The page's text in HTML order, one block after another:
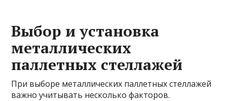
Выбор и установка
металлических
паллетных стеллажей
При выборе металлических паллетных стеллажей
важно учитывать несколько факторов.